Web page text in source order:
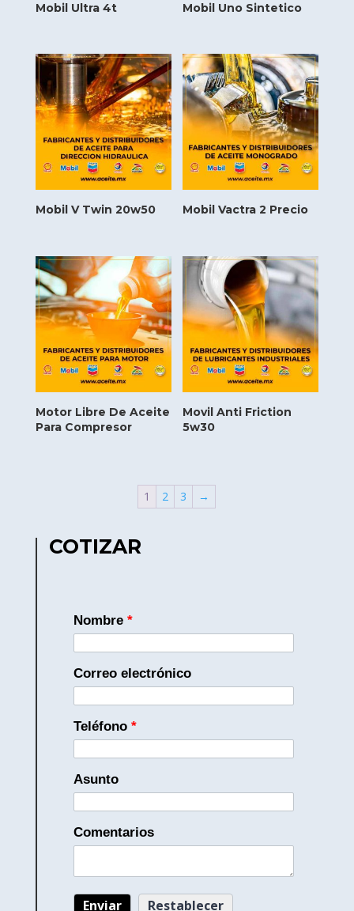
Mobil Ultra 4t Mobil Uno Sintetico
Mobil V Twin 20w50 Mobil Vactra 2 Precio
Motor Libre De Aceite
Para Compresor
Movil Anti Friction
5w30
1 2 3 →
COTIZAR
Nombre *
Correo electrónico
Teléfono *
Asunto
Comentarios